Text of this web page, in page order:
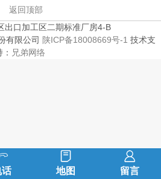
返回顶部
出口加工区二期标准厂房4-B
有限公司 陕ICP备18008669号-1 技术支
兄弟网络
话 地图 留言